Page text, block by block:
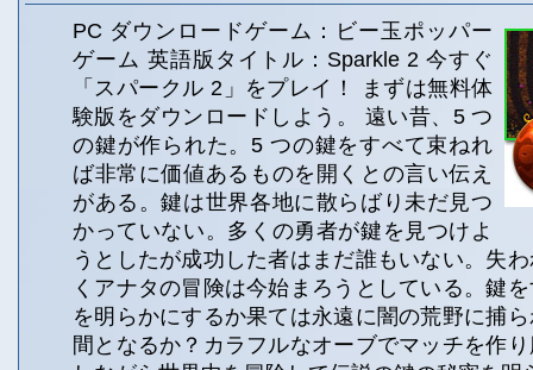
PC ダウンロードゲーム：ビー玉ポッパー
ゲーム 英語版タイトル：Sparkle 2 今すぐ
「スパークル 2」をプレイ！ まずは無料体
験版をダウンロードしよう。 遠い昔、5 つ
の鍵が作られた。5 つの鍵をすべて束ねれ
ば非常に価値あるものを開くとの言い伝え
がある。鍵は世界各地に散らばり未だ見つ
かっていない。多くの勇者が鍵を見つけよ
うとしたが成功した者はまだ誰もいない。失
くアナタの冒険は今始まろうとしている。鍵
を明らかにするか果ては永遠に闇の荒野に捕
間となるか？カラフルなオーブでマッチを作